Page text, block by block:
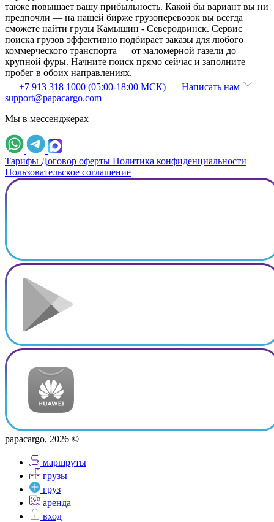
также повышает вашу прибыльность. Какой бы вариант вы ни
предпочли — на нашей бирже грузоперевозок вы всегда
сможете найти грузы Камышин - Северодвинск. Сервис
поиска грузов эффективно подбирает заказы для любого
коммерческого транспорта — от маломерной газели до
крупной фуры. Начните поиск прямо сейчас и заполните
пробег в обоих направлениях.
+7 913 318 1000 (05:00-18:00 МСК)
Написать нам
support@papacargo.com
Мы в мессенджерах
Тарифы Договор оферты Политика конфиденциальности
Пользовательское соглашение
papacargo, 2026 ©
маршруты
грузы
груз
аренда
вход